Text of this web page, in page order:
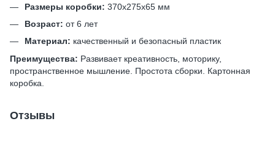
Размеры коробки: 370х275х65 мм
Возраст: от 6 лет
Материал: качественный и безопасный пластик
Преимущества: Развивает креативность, моторику,
пространственное мышление. Простота сборки. Картонная
коробка.
Отзывы